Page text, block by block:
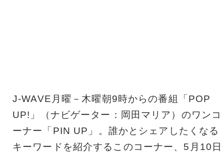
J-WAVE月曜－木曜朝9時からの番組「POP
UP!」（ナビゲーター：岡田マリア）のワンコ
ーナー「PIN UP」。誰かとシェアしたくなる
キーワードを紹介するこのコーナー、5月10日